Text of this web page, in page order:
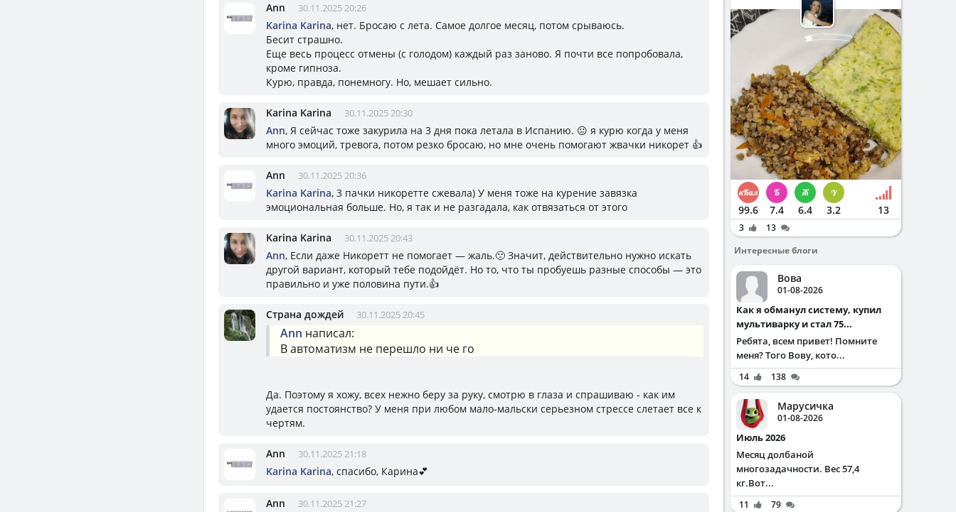
Ann 30.11.2025 20:26
Karina Karina, нет. Бросаю с лета. Самое долгое месяц, потом срываюсь.
Бесит страшно.
Еще весь процесс отмены (с голодом) каждый раз заново. Я почти все попробовала,
кроме гипноза.
Курю, правда, понемногу. Но, мешает сильно.
Karina Karina 30.11.2025 20:30
Ann, Я сейчас тоже закурила на 3 дня пока летала в Испанию. 😐 я курю когда у меня
много эмоций, тревога, потом резко бросаю, но мне очень помогают жвачки никорет 👍
Ann 30.11.2025 20:36
Karina Karina, 3 пачки никоретте сжевала) У меня тоже на курение завязка
эмоциональная больше. Но, я так и не разгадала, как отвязаться от этого
Karina Karina 30.11.2025 20:43
Ann, Если даже Никоретт не помогает — жаль.🙁 Значит, действительно нужно искать
другой вариант, который тебе подойдёт. Но то, что ты пробуешь разные способы — это
правильно и уже половина пути.👍
Страна дождей 30.11.2025 20:45
Ann написал:
В автоматизм не перешло ни че го
Да. Поэтому я хожу, всех нежно беру за руку, смотрю в глаза и спрашиваю - как им
удается постоянство? У меня при любом мало-мальски серьезном стрессе слетает все к
чертям.
Ann 30.11.2025 21:18
Karina Karina, спасибо, Карина💕
Ann 30.11.2025 21:27
99.6 7.4 6.4 3.2 13
3
13
Интересные блоги
Вова
01-08-2026
Как я обманул систему, купил
мультиварку и стал 75...
Ребята, всем привет! Помните
меня? Того Вову, кото...
14 138
Марусичка
01-08-2026
Июль 2026
Месяц долбаной
многозадачности. Вес 57,4
кг.Вот...
11 79